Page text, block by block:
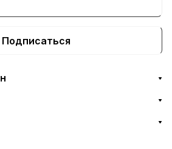
Подписаться